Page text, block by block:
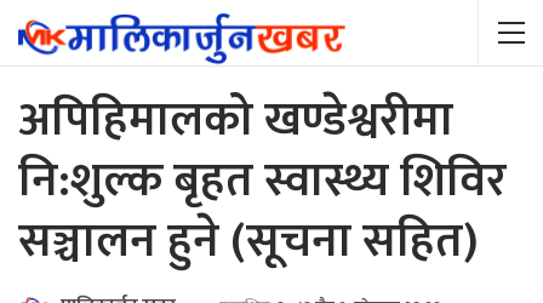
अपिहिमालको खण्डेश्वरीमा
नि:शुल्क बृहत स्वास्थ्य शिविर
सञ्चालन हुने (सूचना सहित)